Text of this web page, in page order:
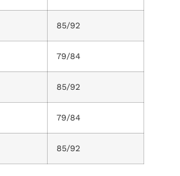
85/92
79/84
85/92
79/84
85/92